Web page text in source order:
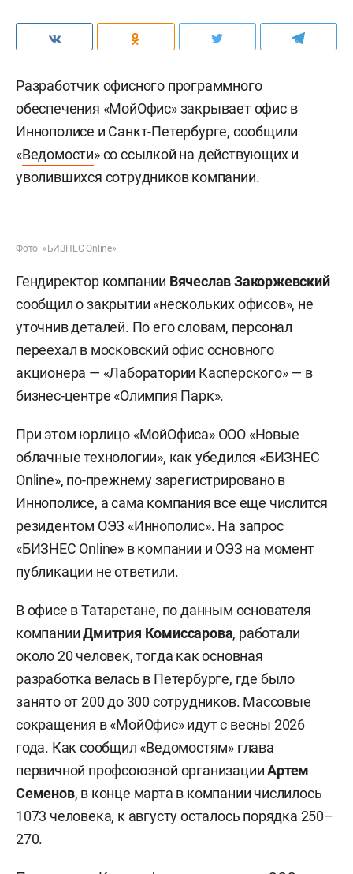
Разработчик офисного программного
обеспечения «МойОфис» закрывает офис в
Иннополисе и Санкт-Петербурге, сообщили
«Ведомости» со ссылкой на действующих и
уволившихся сотрудников компании.
Фото: «БИЗНЕС Online»
Гендиректор компании Вячеслав Закоржевский
сообщил о закрытии «нескольких офисов», не
уточнив деталей. По его словам, персонал
переехал в московский офис основного
акционера — «Лаборатории Касперского» — в
бизнес-центре «Олимпия Парк».
При этом юрлицо «МойОфиса» ООО «Новые
облачные технологии», как убедился «БИЗНЕС
Online», по-прежнему зарегистрировано в
Иннополисе, а сама компания все еще числится
резидентом ОЭЗ «Иннополис». На запрос
«БИЗНЕС Online» в компании и ОЭЗ на момент
публикации не ответили.
В офисе в Татарстане, по данным основателя
компанииДмитрия Комиссарова, работали
около 20 человек, тогда как основная
разработка велась в Петербурге, где было
занято от 200 до 300 сотрудников. Массовые
сокращения в «МойОфис» идут с весны 2026
года. Как сообщил «Ведомостям» глава
первичной профсоюзной организацииАртем
Семенов, в конце марта в компании числилось
1073 человека, к августу осталось порядка 250–
270.